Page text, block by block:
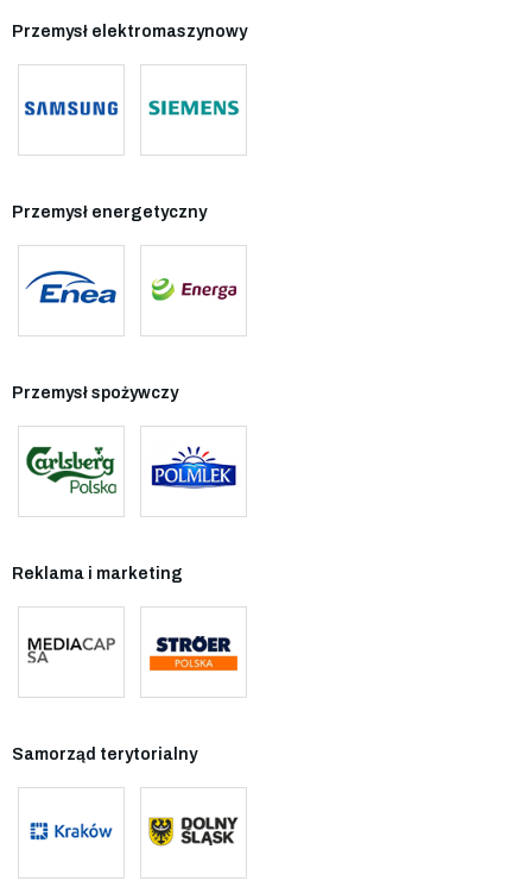
Przemysł elektromaszynowy
Przemysł energetyczny
Przemysł spożywczy
Reklama i marketing
Samorząd terytorialny